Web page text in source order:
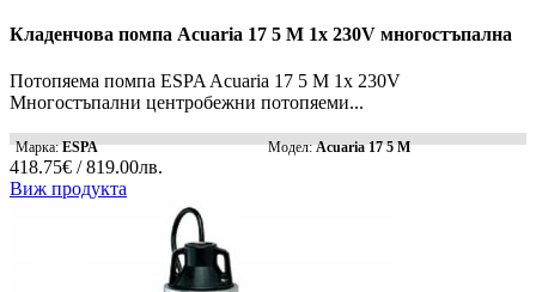
Кладенчова помпа Acuaria 17 5 M 1x 230V многостъпална
Потопяема помпа ESPA Acuaria 17 5 M 1x 230V
Многостъпални центробежни потопяеми...
Марка:ESPA Модел:Acuaria 17 5 M
418.75€ / 819.00лв.
Виж продукта